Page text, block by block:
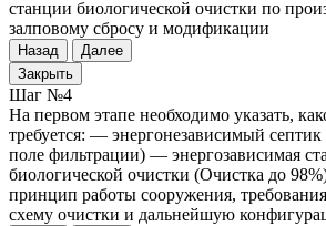
станции биологической очистки по
залповому сбросу и модификации
Назад
Далее
Закрыть
Шаг №4
На первом этапе необходимо указать,
требуется: — энергонезависимый
поле фильтрации) — энергозависимая
биологической очистки (Очистка до
принцип работы сооружения,
схему очистки и дальнейшую